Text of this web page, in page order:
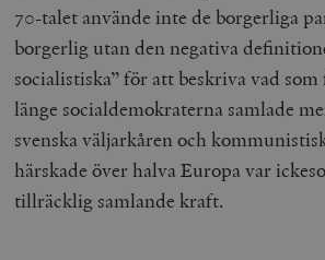
70-talet använde inte de borgerliga
borgerlig utan den negativa
socialistiska” för att beskriva vad som
länge socialdemokraterna samlade
svenska väljarkåren och
härskade över halva Europa var
tillräcklig samlande kraft.